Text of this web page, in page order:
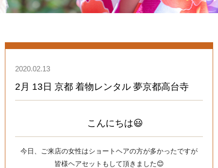
2020.02.13
2月 13日 京都 着物レンタル 夢京都高台寺
こんにちは😃
今日、ご来店の女性はショートヘアの方が多かったですが
皆様ヘアセットもして頂きました😊